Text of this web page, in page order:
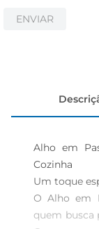
ENVIAR
Alho em
Cozinha
Um toque
O Alho em
quem busca